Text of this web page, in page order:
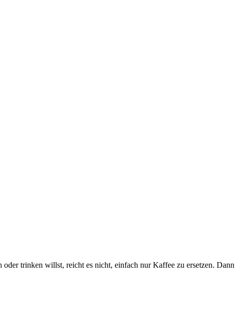
trinken willst, reicht es nicht, einfach nur Kaffee zu ersetzen. Dann